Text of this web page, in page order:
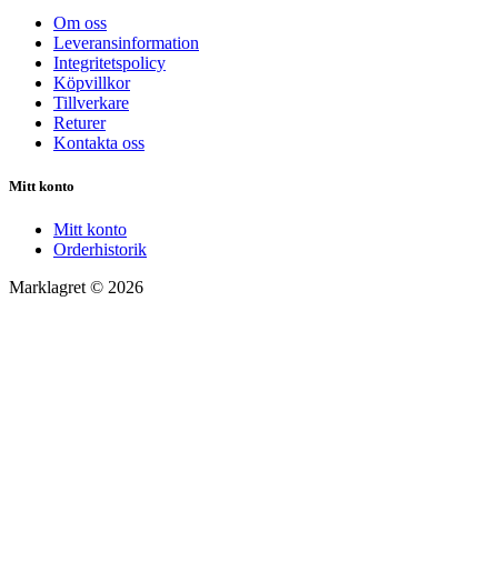
Om oss
Leveransinformation
Integritetspolicy
Köpvillkor
Tillverkare
Returer
Kontakta oss
Mitt konto
Mitt konto
Orderhistorik
Marklagret © 2026